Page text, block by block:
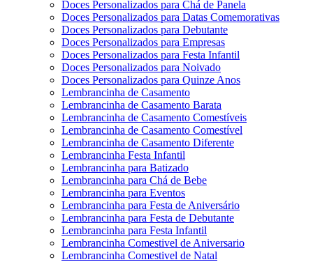
Doces Personalizados para Chá de Panela
Doces Personalizados para Datas Comemorativas
Doces Personalizados para Debutante
Doces Personalizados para Empresas
Doces Personalizados para Festa Infantil
Doces Personalizados para Noivado
Doces Personalizados para Quinze Anos
Lembrancinha de Casamento
Lembrancinha de Casamento Barata
Lembrancinha de Casamento Comestíveis
Lembrancinha de Casamento Comestível
Lembrancinha de Casamento Diferente
Lembrancinha Festa Infantil
Lembrancinha para Batizado
Lembrancinha para Chá de Bebe
Lembrancinha para Eventos
Lembrancinha para Festa de Aniversário
Lembrancinha para Festa de Debutante
Lembrancinha para Festa Infantil
Lembrancinha Comestivel de Aniversario
Lembrancinha Comestivel de Natal